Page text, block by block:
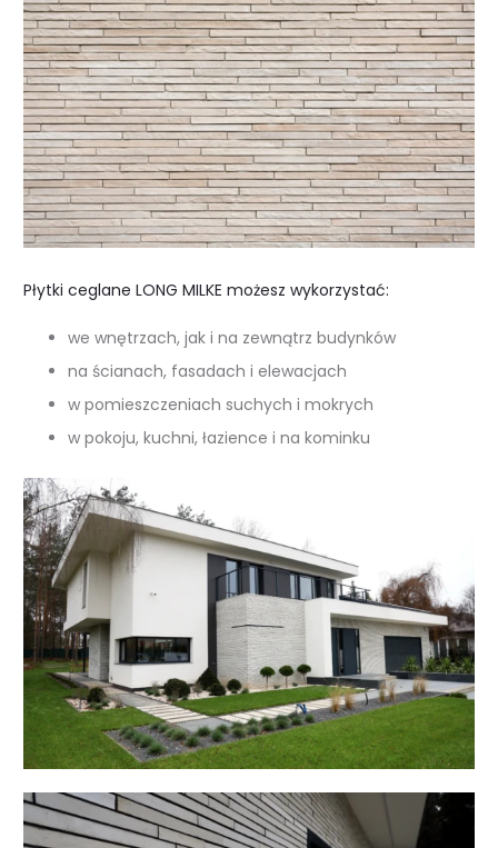
Płytki ceglane LONG MILKE możesz wykorzystać:
we wnętrzach, jak i na zewnątrz budynków
na ścianach, fasadach i elewacjach
w pomieszczeniach suchych i mokrych
w pokoju, kuchni, łazience i na kominku